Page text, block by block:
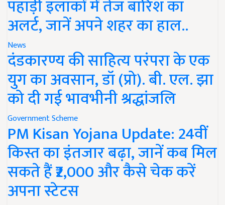
पहाड़ी इलाकों में तेज बारिश का
अलर्ट, जानें अपने शहर का हाल..
News
दंडकारण्य की साहित्य परंपरा के एक
युग का अवसान, डॉ (प्रो). बी. एल. झा
को दी गई भावभीनी श्रद्धांजलि
Government Scheme
PM Kisan Yojana Update: 24वीं
किस्त का इंतजार बढ़ा, जानें कब मिल
सकते हैं ₹2,000 और कैसे चेक करें
अपना स्टेटस